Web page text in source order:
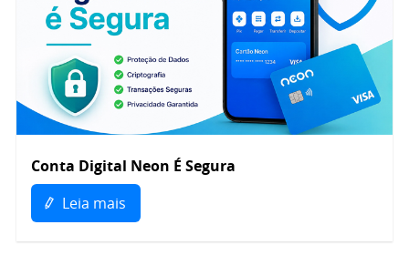
Conta Digital Neon É Segura
Leia mais